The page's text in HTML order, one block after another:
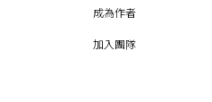
成為作者
加入團隊